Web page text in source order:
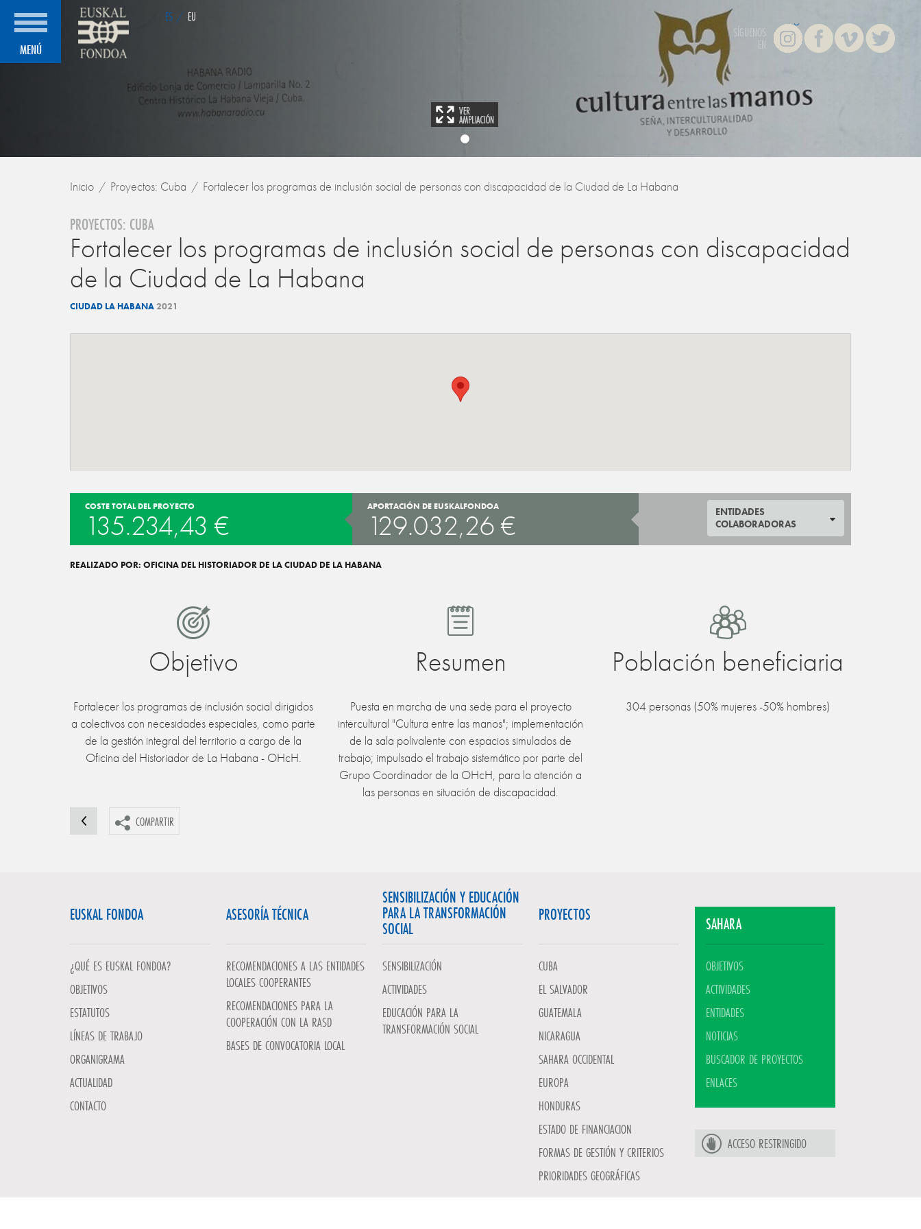
MENÚ
ES / EU
SÍGUENOS
EN
Inicio Proyectos: Cuba Fortalecer los programas de inclusión social de personas con discapacidad de la Ciudad de La Habana
PROYECTOS: CUBA
Fortalecer los programas de inclusión social de personas con discapacidad
de la Ciudad de La Habana
CIUDAD LA HABANA2021
COSTE TOTAL DEL PROYECTO
135.234,43 €
APORTACIÓN DE EUSKALFONDOA
129.032,26 €
ENTIDADES
COLABORADORAS
REALIZADO POR: OFICINA DEL HISTORIADOR DE LA CIUDAD DE LA HABANA
Objetivo
Fortalecer los programas de inclusión social dirigidos
a colectivos con necesidades especiales, como parte
de la gestión integral del territorio a cargo de la
Oficina del Historiador de La Habana - OHcH.
Resumen
Puesta en marcha de una sede para el proyecto
intercultural "Cultura entre las manos"; implementación
de la sala polivalente con espacios simulados de
trabajo; impulsado el trabajo sistemático por parte del
Grupo Coordinador de la OHcH, para la atención a
las personas en situación de discapacidad.
Población beneficiaria
304 personas (50% mujeres -50% hombres)
COMPARTIR
EUSKAL FONDOA
¿QUÉ ES EUSKAL FONDOA?
OBJETIVOS
ESTATUTOS
LÍNEAS DE TRABAJO
ORGANIGRAMA
ACTUALIDAD
CONTACTO
ASESORÍA TÉCNICA
RECOMENDACIONES A LAS ENTIDADES
LOCALES COOPERANTES
RECOMENDACIONES PARA LA
COOPERACIÓN CON LA RASD
BASES DE CONVOCATORIA LOCAL
SENSIBILIZACIÓN Y EDUCACIÓN
PARA LA TRANSFORMACIÓN
SOCIAL
SENSIBILIZACIÓN
ACTIVIDADES
EDUCACIÓN PARA LA
TRANSFORMACIÓN SOCIAL
PROYECTOS
CUBA
EL SALVADOR
GUATEMALA
NICARAGUA
SAHARA OCCIDENTAL
EUROPA
HONDURAS
ESTADO DE FINANCIACION
FORMAS DE GESTIÓN Y CRITERIOS
PRIORIDADES GEOGRÁFICAS
SAHARA
OBJETIVOS
ACTIVIDADES
ENTIDADES
NOTICIAS
BUSCADOR DE PROYECTOS
ENLACES
ACCESO RESTRINGIDO